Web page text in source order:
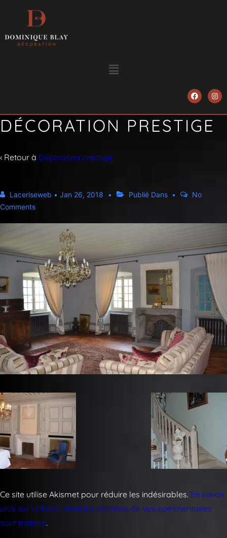
DÉCORATION PRESTIGE
‹ Retour à Décoration prestige
Laceriseweb • Jan 26, 2018 Publié Dans
No
Comments
Ce site utilise Akismet pour réduire les indésirables. En savoir
plus sur la façon dont les données de vos commentaires
sont traitées.